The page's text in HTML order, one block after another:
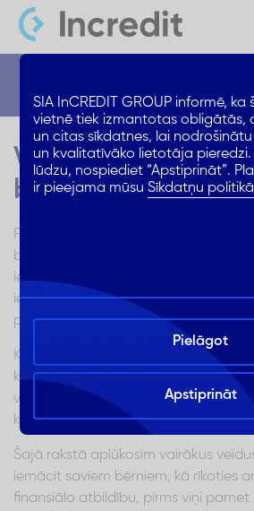
Vai ir
bērniem kabatas
Finanšu pratība ir svarīga prasme,
bērnībā. Tā ne tikai palīdz izprast
iemācīties pārvaldīt savas finanses.
iegūtās zināšanas ir labāk
pārvaldot savu naudu. Bērniem tā ir
Kabatas naudas jautājums agrāk vai
katrā ģimenē. Cik bieži dot bērnam
vai reizi mēnesī? Kādu summu? Vai ir
kontrolēt, kā bērns šo naudu tērē?
Šajā rakstā aplūkosim vairākus
iemācīt saviem bērniem, kā rīkoties
finansiālo atbildību, pirms viņi pamet
SIA InCREDIT GROUP informē,
vietnē tiek izmantotas obligātās,
un citas sīkdatnes, lai
un kvalitatīvāko lietotāja
lūdzu, nospiediet “Apstiprināt”.
ir pieejama mūsuSīkdatņu
Pielāgot
Apstiprināt